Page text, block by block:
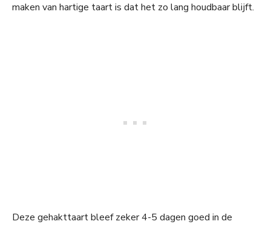
maken van hartige taart is dat het zo lang houdbaar blijft.
Deze gehakttaart bleef zeker 4-5 dagen goed in de